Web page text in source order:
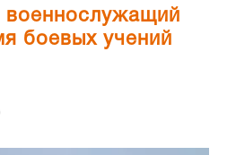
военнослужащий
боевых учений